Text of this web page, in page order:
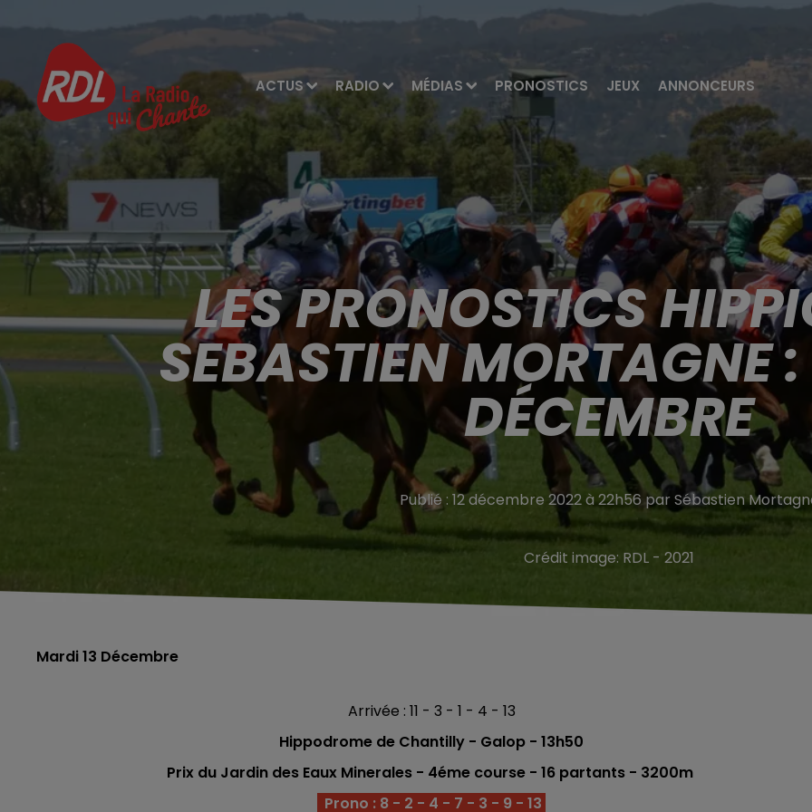
ACTUS RADIO MÉDIAS PRONOSTICS JEUX ANNONCEURS
LES PRONOSTICS
SEBASTIEN MORTAGNE
DÉCEMBRE
Publié : 12 décembre 2022 à 22h56 par Sébastien
Crédit image: RDL - 2021
Mardi 13 Décembre
Arrivée : 11 - 3 - 1 - 4 - 13
Hippodrome de Chantilly - Galop - 13h50
Prix du Jardin des Eaux Minerales - 4éme course - 16 partants - 3200m
Prono : 8 - 2 - 4 - 7 - 3 - 9 - 13